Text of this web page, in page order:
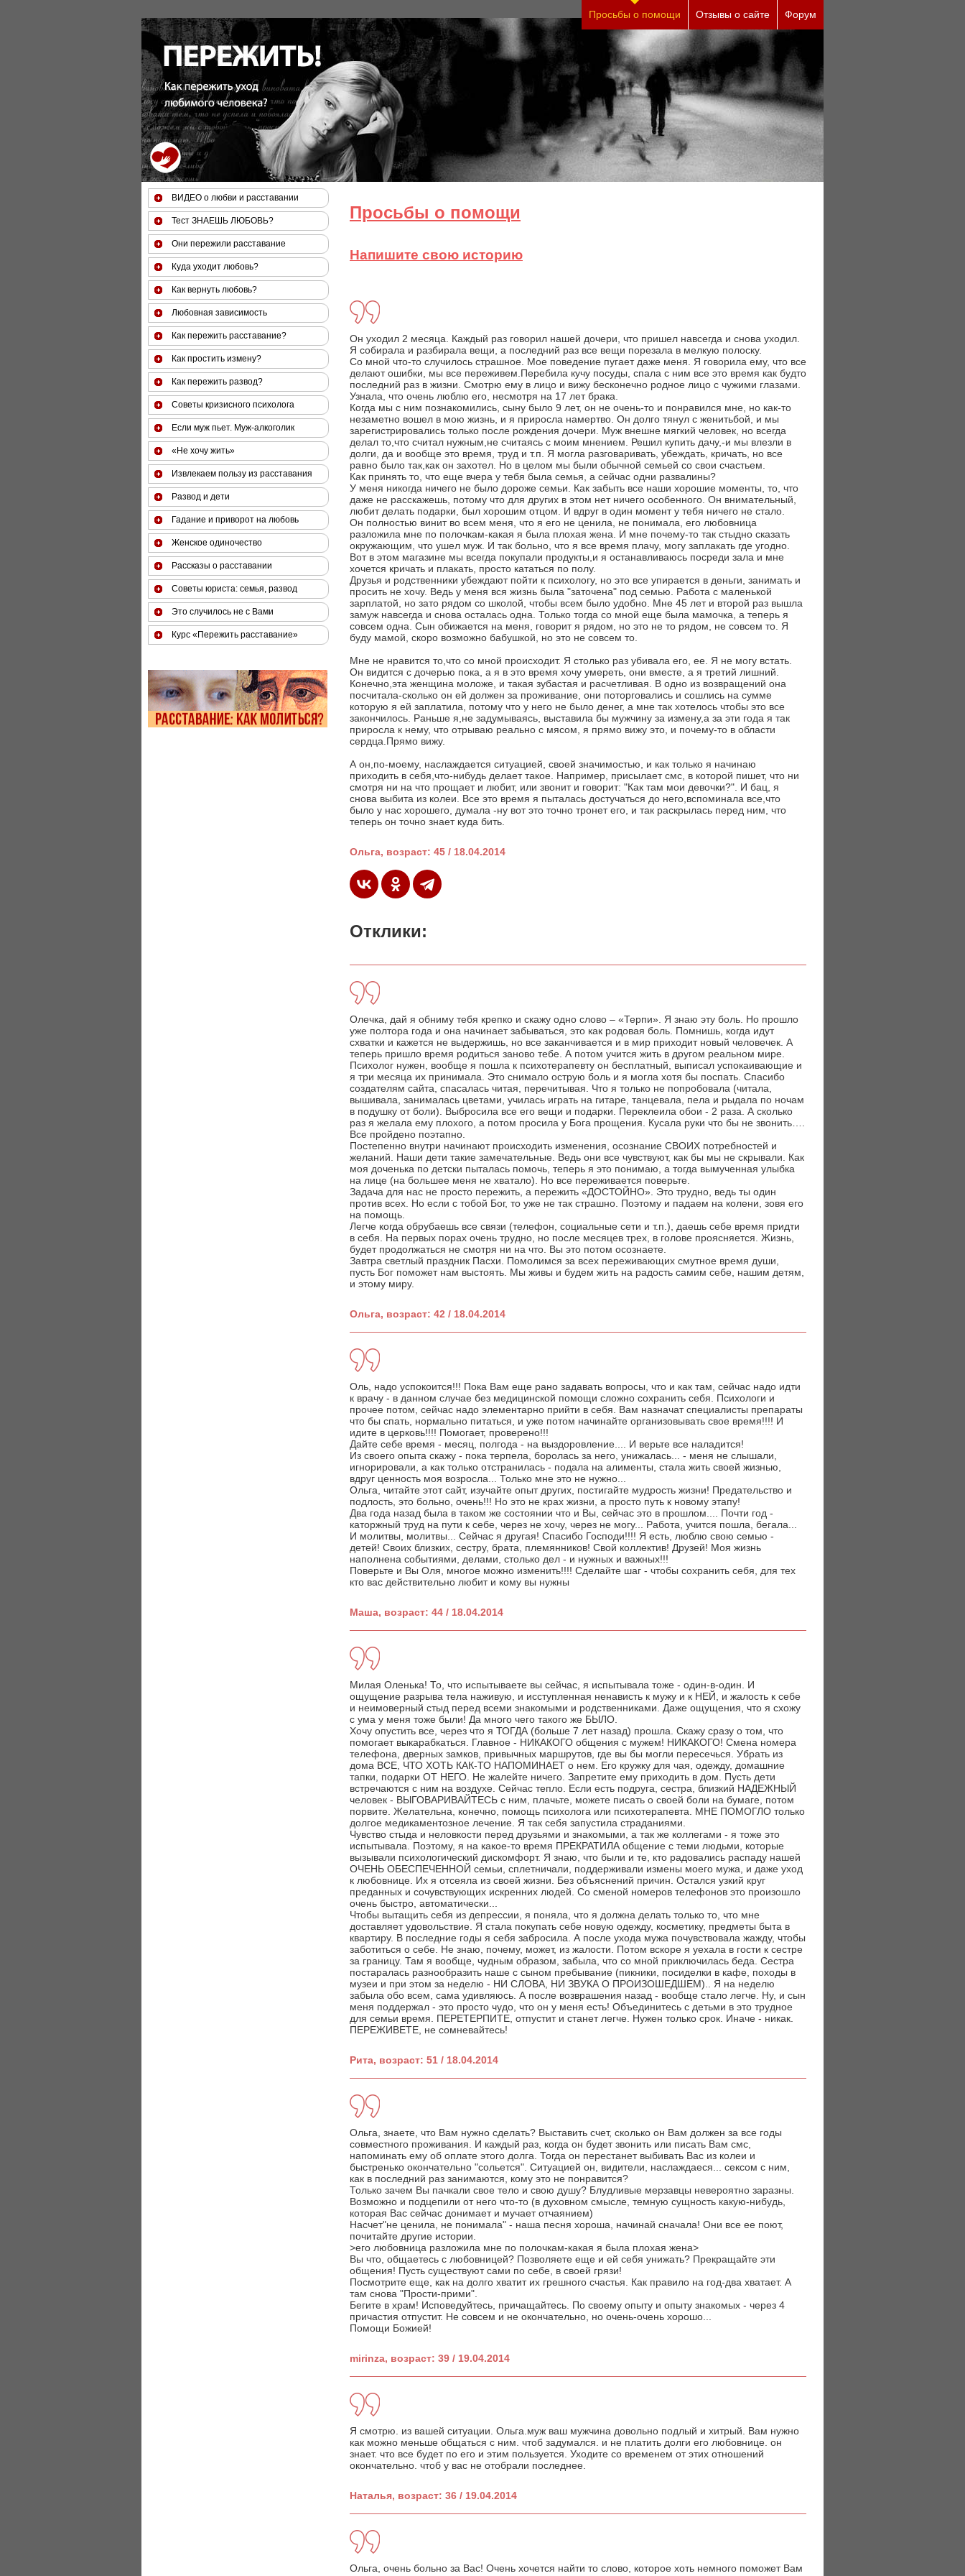
Просьбы о помощи Отзывы о сайте Форум
Просьбы о помощи
Напишите свою историю
Он уходил 2 месяца. Каждый раз говорил нашей дочери, что пришел навсегда и снова уходил.
Я собирала и разбирала вещи, а последний раз все вещи порезала в мелкую полоску.
Со мной что-то случилось страшное. Мое поведение пугает даже меня. Я говорила ему, что все
делают ошибки, мы все переживем.Перебила кучу посуды, спала с ним все это время как будто
последний раз в жизни. Смотрю ему в лицо и вижу бесконечно родное лицо с чужими глазами.
Узнала, что очень люблю его, несмотря на 17 лет брака.
Когда мы с ним познакомились, сыну было 9 лет, он не очень-то и понравился мне, но как-то
незаметно вошел в мою жизнь, и я приросла намертво. Он долго тянул с женитьбой, и мы
зарегистрировались только после рождения дочери. Муж внешне мягкий человек, но всегда
делал то,что считал нужным,не считаясь с моим мнением. Решил купить дачу,-и мы влезли в
долги, да и вообще это время, труд и т.п. Я могла разговаривать, убеждать, кричать, но все
равно было так,как он захотел. Но в целом мы были обычной семьей со свои счастьем.
Как принять то, что еще вчера у тебя была семья, а сейчас одни развалины?
У меня никогда ничего не было дороже семьи. Как забыть все наши хорошие моменты, то, что
даже не расскажешь, потому что для других в этом нет ничего особенного. Он внимательный,
любит делать подарки, был хорошим отцом. И вдруг в один момент у тебя ничего не стало.
Он полностью винит во всем меня, что я его не ценила, не понимала, его любовница
разложила мне по полочкам-какая я была плохая жена. И мне почему-то так стыдно сказать
окружающим, что ушел муж. И так больно, что я все время плачу, могу заплакать где угодно.
Вот в этом магазине мы всегда покупали продукты,и я останавливаюсь посреди зала и мне
хочется кричать и плакать, просто кататься по полу.
Друзья и родственники убеждают пойти к психологу, но это все упирается в деньги, занимать и
просить не хочу. Ведь у меня вся жизнь была "заточена" под семью. Работа с маленькой
зарплатой, но зато рядом со школой, чтобы всем было удобно. Мне 45 лет и второй раз вышла
замуж навсегда и снова осталась одна. Только тогда со мной еще была мамочка, а теперь я
совсем одна. Сын обижается на меня, говорит я рядом, но это не то рядом, не совсем то. Я
буду мамой, скоро возможно бабушкой, но это не совсем то.
Мне не нравится то,что со мной происходит. Я столько раз убивала его, ее. Я не могу встать.
Он видится с дочерью пока, а я в это время хочу умереть, они вместе, а я третий лишний.
Конечно,эта женщина моложе, и такая зубастая и расчетливая. В одно из возвращений она
посчитала-сколько он ей должен за проживание, они поторговались и сошлись на сумме
которую я ей заплатила, потому что у него не было денег, а мне так хотелось чтобы это все
закончилось. Раньше я,не задумываясь, выставила бы мужчину за измену,а за эти года я так
приросла к нему, что отрываю реально с мясом, я прямо вижу это, и почему-то в области
сердца.Прямо вижу.
А он,по-моему, наслаждается ситуацией, своей значимостью, и как только я начинаю
приходить в себя,что-нибудь делает такое. Например, присылает смс, в которой пишет, что ни
смотря ни на что прощает и любит, или звонит и говорит: "Как там мои девочки?". И бац, я
снова выбита из колеи. Все это время я пыталась достучаться до него,вспоминала все,что
было у нас хорошего, думала -ну вот это точно тронет его, и так раскрылась перед ним, что
теперь он точно знает куда бить.
Ольга, возраст: 45 / 18.04.2014
Отклики:
Олечка, дай я обниму тебя крепко и скажу одно слово – «Терпи». Я знаю эту боль. Но прошло
уже полтора года и она начинает забываться, это как родовая боль. Помнишь, когда идут
схватки и кажется не выдержишь, но все заканчивается и в мир приходит новый человечек. А
теперь пришло время родиться заново тебе. А потом учится жить в другом реальном мире.
Психолог нужен, вообще я пошла к психотерапевту он бесплатный, выписал успокаивающие и
я три месяца их принимала. Это снимало острую боль и я могла хотя бы поспать. Спасибо
создателям сайта, спасалась читая, перечитывая. Что я только не попробовала (читала,
вышивала, занималась цветами, училась играть на гитаре, танцевала, пела и рыдала по ночам
в подушку от боли). Выбросила все его вещи и подарки. Переклеила обои - 2 раза. А сколько
раз я желала ему плохого, а потом просила у Бога прощения. Кусала руки что бы не звонить….
Все пройдено поэтапно.
Постепенно внутри начинают происходить изменения, осознание СВОИХ потребностей и
желаний. Наши дети такие замечательные. Ведь они все чувствуют, как бы мы не скрывали. Как
моя доченька по детски пыталась помочь, теперь я это понимаю, а тогда вымученная улыбка
на лице (на большее меня не хватало). Но все переживается поверьте.
Задача для нас не просто пережить, а пережить «ДОСТОЙНО». Это трудно, ведь ты один
против всех. Но если с тобой Бог, то уже не так страшно. Поэтому и падаем на колени, зовя его
на помощь.
Легче когда обрубаешь все связи (телефон, социальные сети и т.п.), даешь себе время придти
в себя. На первых порах очень трудно, но после месяцев трех, в голове проясняется. Жизнь,
будет продолжаться не смотря ни на что. Вы это потом осознаете.
Завтра светлый праздник Пасхи. Помолимся за всех переживающих смутное время души,
пусть Бог поможет нам выстоять. Мы живы и будем жить на радость самим себе, нашим детям,
и этому миру.
Ольга, возраст: 42 / 18.04.2014
Оль, надо успокоится!!! Пока Вам еще рано задавать вопросы, что и как там, сейчас надо идти
к врачу - в данном случае без медицинской помощи сложно сохранить себя. Психологи и
прочее потом, сейчас надо элементарно прийти в себя. Вам назначат специалисты препараты
что бы спать, нормально питаться, и уже потом начинайте организовывать свое время!!!! И
идите в церковь!!!! Помогает, проверено!!!
Дайте себе время - месяц, полгода - на выздоровление.... И верьте все наладится!
Из своего опыта скажу - пока терпела, боролась за него, унижалась... - меня не слышали,
игнорировали, а как только отстранилась - подала на алименты, стала жить своей жизнью,
вдруг ценность моя возросла... Только мне это не нужно...
Ольга, читайте этот сайт, изучайте опыт других, постигайте мудрость жизни! Предательство и
подлость, это больно, очень!!! Но это не крах жизни, а просто путь к новому этапу!
Два года назад была в таком же состоянии что и Вы, сейчас это в прошлом.... Почти год -
каторжный труд на пути к себе, через не хочу, через не могу... Работа, учится пошла, бегала...
И молитвы, молитвы... Сейчас я другая! Спасибо Господи!!!! Я есть, люблю свою семью -
детей! Своих близких, сестру, брата, племянников! Свой коллектив! Друзей! Моя жизнь
наполнена событиями, делами, столько дел - и нужных и важных!!!
Поверьте и Вы Оля, многое можно изменить!!!! Сделайте шаг - чтобы сохранить себя, для тех
кто вас действительно любит и кому вы нужны
Маша, возраст: 44 / 18.04.2014
Милая Оленька! То, что испытываете вы сейчас, я испытывала тоже - один-в-один. И
ощущение разрыва тела наживую, и исступленная ненависть к мужу и к НЕЙ, и жалость к себе
и неимоверный стыд перед всеми знакомыми и родственниками. Даже ощущения, что я схожу
с ума у меня тоже были! Да много чего такого же БЫЛО.
Хочу опустить все, через что я ТОГДА (больше 7 лет назад) прошла. Скажу сразу о том, что
помогает выкарабкаться. Главное - НИКАКОГО общения с мужем! НИКАКОГО! Смена номера
телефона, дверных замков, привычных маршрутов, где вы бы могли пересечься. Убрать из
дома ВСЕ, ЧТО ХОТЬ КАК-ТО НАПОМИНАЕТ о нем. Его кружку для чая, одежду, домашние
тапки, подарки ОТ НЕГО. Не жалейте ничего. Запретите ему приходить в дом. Пусть дети
встречаются с ним на воздухе. Сейчас тепло. Если есть подруга, сестра, близкий НАДЕЖНЫЙ
человек - ВЫГОВАРИВАЙТЕСЬ с ним, плачьте, можете писать о своей боли на бумаге, потом
порвите. Желательна, конечно, помощь психолога или психотерапевта. МНЕ ПОМОГЛО только
долгое медикаментозное лечение. Я так себя запустила страданиями.
Чувство стыда и неловкости перед друзьями и знакомыми, а так же коллегами - я тоже это
испытывала. Поэтому, я на какое-то время ПРЕКРАТИЛА общение с теми людьми, которые
вызывали психологический дискомфорт. Я знаю, что были и те, кто радовались распаду нашей
ОЧЕНЬ ОБЕСПЕЧЕННОЙ семьи, сплетничали, поддерживали измены моего мужа, и даже уход
к любовнице. Их я отсеяла из своей жизни. Без объяснений причин. Остался узкий круг
преданных и сочувствующих искренних людей. Со сменой номеров телефонов это произошло
очень быстро, автоматически...
Чтобы вытащить себя из депрессии, я поняла, что я должна делать только то, что мне
доставляет удовольствие. Я стала покупать себе новую одежду, косметику, предметы быта в
квартиру. В последние годы я себя забросила. А после ухода мужа почувствовала жажду, чтобы
заботиться о себе. Не знаю, почему, может, из жалости. Потом вскоре я уехала в гости к сестре
за границу. Там я вообще, чудным образом, забыла, что со мной приключилась беда. Сестра
постаралась разнообразить наше с сыном пребывание (пикники, посиделки в кафе, походы в
музеи и при этом за неделю - НИ СЛОВА, НИ ЗВУКА О ПРОИЗОШЕДШЕМ).. Я на неделю
забыла обо всем, сама удивляюсь. А после возврашения назад - вообще стало легче. Ну, и сын
меня поддержал - это просто чудо, что он у меня есть! Объединитесь с детьми в это трудное
для семьи время. ПЕРЕТЕРПИТЕ, отпустит и станет легче. Нужен только срок. Иначе - никак.
ПЕРЕЖИВЕТЕ, не сомневайтесь!
Рита, возраст: 51 / 18.04.2014
Ольга, знаете, что Вам нужно сделать? Выставить счет, сколько он Вам должен за все годы
совместного проживания. И каждый раз, когда он будет звонить или писать Вам смс,
напоминать ему об оплате этого долга. Тогда он перестанет выбивать Вас из колеи и
быстренько окончательно "сольется". Ситуацией он, видители, наслаждаеся... сексом с ним,
как в последний раз занимаются, кому это не понравится?
Только зачем Вы пачкали свое тело и свою душу? Блудливые мерзавцы невероятно заразны.
Возможно и подцепили от него что-то (в духовном смысле, темную сущность какую-нибудь,
которая Вас сейчас донимает и мучает отчаянием)
Насчет"не ценила, не понимала" - наша песня хороша, начинай сначала! Они все ее поют,
почитайте другие истории.
>его любовница разложила мне по полочкам-какая я была плохая жена>
Вы что, общаетесь с любовницей? Позволяете еще и ей себя унижать? Прекращайте эти
общения! Пусть существуют сами по себе, в своей грязи!
Посмотрите еще, как на долго хватит их грешного счастья. Как правило на год-два хватает. А
там снова "Прости-прими".
Бегите в храм! Исповедуйтесь, причащайтесь. По своему опыту и опыту знакомых - через 4
причастия отпустит. Не совсем и не окончательно, но очень-очень хорошо...
Помощи Божией!
mirinza, возраст: 39 / 19.04.2014
Я смотрю. из вашей ситуации. Ольга.муж ваш мужчина довольно подлый и хитрый. Вам нужно
как можно меньше общаться с ним. чтоб задумался. и не платить долги его любовнице. он
знает. что все будет по его и этим пользуется. Уходите со временем от этих отношений
окончательно. чтоб у вас не отобрали последнее.
Наталья, возраст: 36 / 19.04.2014
Ольга, очень больно за Вас! Очень хочется найти то слово, которое хоть немного поможет Вам
ВИДЕО о любви и расставании
Тест ЗНАЕШЬ ЛЮБОВЬ?
Они пережили расставание
Куда уходит любовь?
Как вернуть любовь?
Любовная зависимость
Как пережить расставание?
Как простить измену?
Как пережить развод?
Советы кризисного психолога
Если муж пьет. Муж-алкоголик
«Не хочу жить»
Извлекаем пользу из расставания
Развод и дети
Гадание и приворот на любовь
Женское одиночество
Рассказы о расставании
Советы юриста: семья, развод
Это случилось не с Вами
Курс «Пережить расставание»